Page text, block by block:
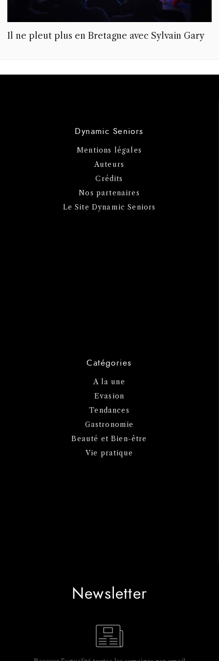
Il ne pleut plus en Bretagne avec Sylvain Gary
Dynamic Seniors
Mentions légales
Auteurs
Crédits
Nos partenaires
Le Site Dynamic Seniors
Catégories
A la une
Evasion
Tendances
Gastronomie
Beauté et Bien-être
Vie pratique
Newsletter